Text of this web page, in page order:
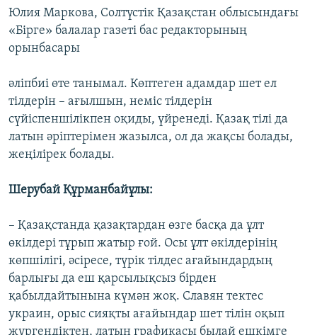
Юлия Маркова, Солтүстік Қазақстан облысындағы
«Бірге» балалар газеті бас редакторының
орынбасары
әліпбиі өте танымал. Көптеген адамдар шет ел
тілдерін – ағылшын, неміс тілдерін
сүйіспеншілікпен оқиды, үйренеді. Қазақ тілі да
латын әріптерімен жазылса, ол да жақсы болады,
жеңілірек болады.
Шерубай Құрманбайұлы:
– Қазақстанда қазақтардан өзге басқа да ұлт
өкілдері тұрып жатыр ғой. Осы ұлт өкілдерінің
көпшілігі, әсіресе, түрік тілдес ағайындардың
барлығы да еш қарсылықсыз бірден
қабылдайтынына күмән жоқ. Славян тектес
украин, орыс сияқты ағайындар шет тілін оқып
жүргендіктен, латын графикасы былай ешкімге